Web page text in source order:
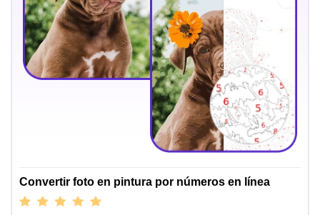
Convertir foto en pintura por números en línea